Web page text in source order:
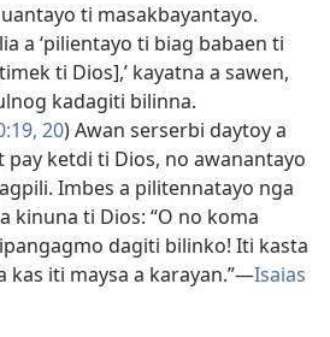
ti masakbayantayo.
a ‘pilientayo ti biag babaen ti
ti Dios],’ kayatna a sawen,
kadagiti bilinna.
20) Awan serserbi daytoy a
ketdi ti Dios, no awanantayo
Imbes a pilitennatayo nga
kinuna ti Dios: “O no koma
dagiti bilinko! Iti kasta
kas iti maysa a karayan.”—Isaias